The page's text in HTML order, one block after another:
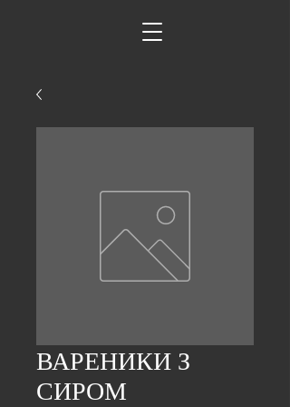
ВАРЕНИКИ З
СИРОМ